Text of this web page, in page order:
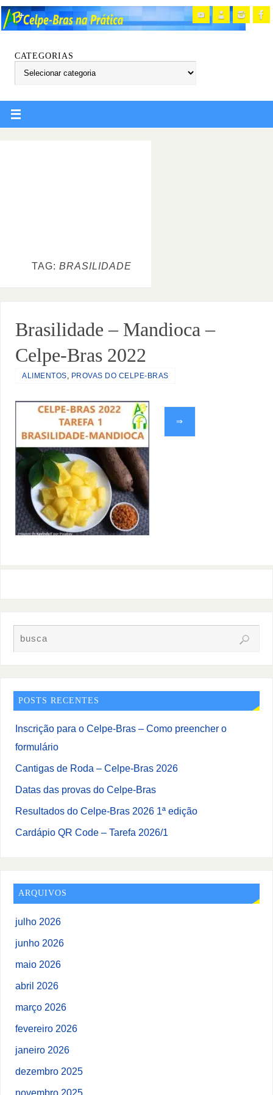
CATEGORIAS
TAG: BRASILIDADE
Brasilidade – Mandioca –
Celpe-Bras 2022
ALIMENTOS, PROVAS DO CELPE-BRAS
⇒
POSTS RECENTES
Inscrição para o Celpe-Bras – Como preencher o
formulário
Cantigas de Roda – Celpe-Bras 2026
Datas das provas do Celpe-Bras
Resultados do Celpe-Bras 2026 1ª edição
Cardápio QR Code – Tarefa 2026/1
ARQUIVOS
julho 2026
junho 2026
maio 2026
abril 2026
março 2026
fevereiro 2026
janeiro 2026
dezembro 2025
novembro 2025